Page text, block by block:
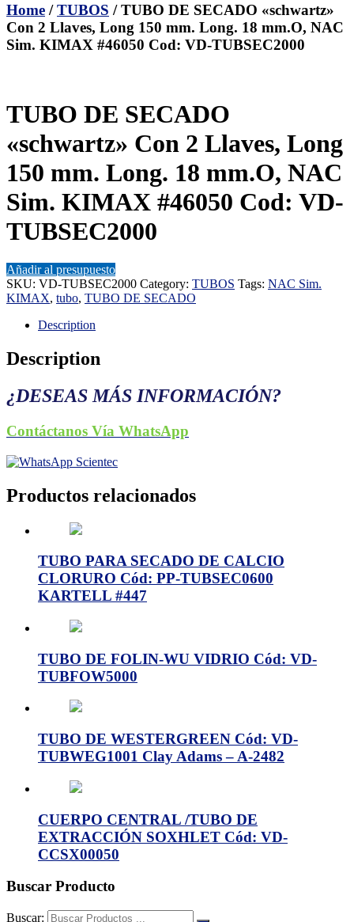
Home /TUBOS / TUBO DE SECADO «schwartz»
Con 2 Llaves, Long 150 mm. Long. 18 mm.O, NAC
Sim. KIMAX #46050 Cod: VD-TUBSEC2000
TUBO DE SECADO
«schwartz» Con 2 Llaves, Long
150 mm. Long. 18 mm.O, NAC
Sim. KIMAX #46050 Cod: VD-
TUBSEC2000
Añadir al presupuesto
SKU: VD-TUBSEC2000 Category: TUBOS Tags: NAC Sim.
KIMAX, tubo, TUBO DE SECADO
Description
Description
¿DESEAS MÁS INFORMACIÓN?
Contáctanos Vía WhatsApp
Productos relacionados
TUBO PARA SECADO DE CALCIO
CLORURO Cód: PP-TUBSEC0600
KARTELL #447
TUBO DE FOLIN-WU VIDRIO Cód: VD-
TUBFOW5000
TUBO DE WESTERGREEN Cód: VD-
TUBWEG1001 Clay Adams – A-2482
CUERPO CENTRAL /TUBO DE
EXTRACCIÓN SOXHLET Cód: VD-
CCSX00050
Buscar Producto
Buscar: